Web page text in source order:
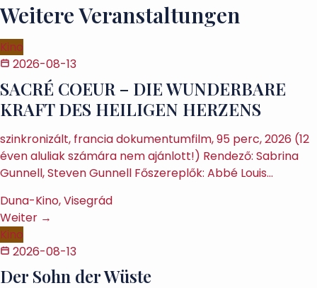
Weitere Veranstaltungen
Kino
2026-08-13
SACRÉ COEUR – DIE WUNDERBARE
KRAFT DES HEILIGEN HERZENS
szinkronizált, francia dokumentumfilm, 95 perc, 2026 (12
éven aluliak számára nem ajánlott!) Rendező: Sabrina
Gunnell, Steven Gunnell Főszereplők: Abbé Louis…
Duna-Kino, Visegrád
Weiter →
Kino
2026-08-13
Der Sohn der Wüste